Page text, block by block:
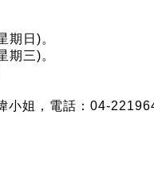
期日)。
期三)。
小姐，電話：04-